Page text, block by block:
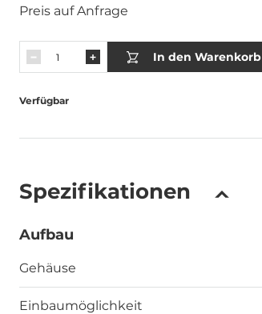
Preis auf Anfrage
In den Warenkorb
Verfügbar
Spezifikationen
Aufbau
Gehäuse
Einbaumöglichkeit